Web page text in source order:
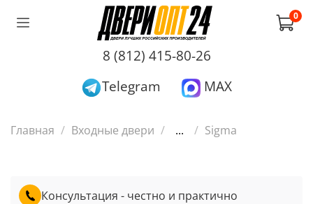
0
8 (812) 415-80-26
Telegram
MAX
Главная Входные двери ... Sigma
Консультация - честно и практично